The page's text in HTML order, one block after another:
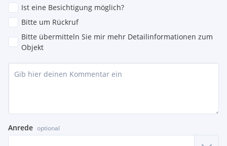
Ist eine Besichtigung möglich?
Bitte um Rückruf
Bitte übermitteln Sie mir mehr Detailinformationen zum
Objekt
Anrede optional